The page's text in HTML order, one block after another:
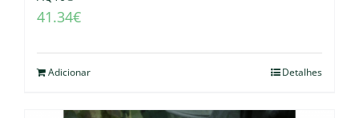
41.34€
Adicionar Detalhes